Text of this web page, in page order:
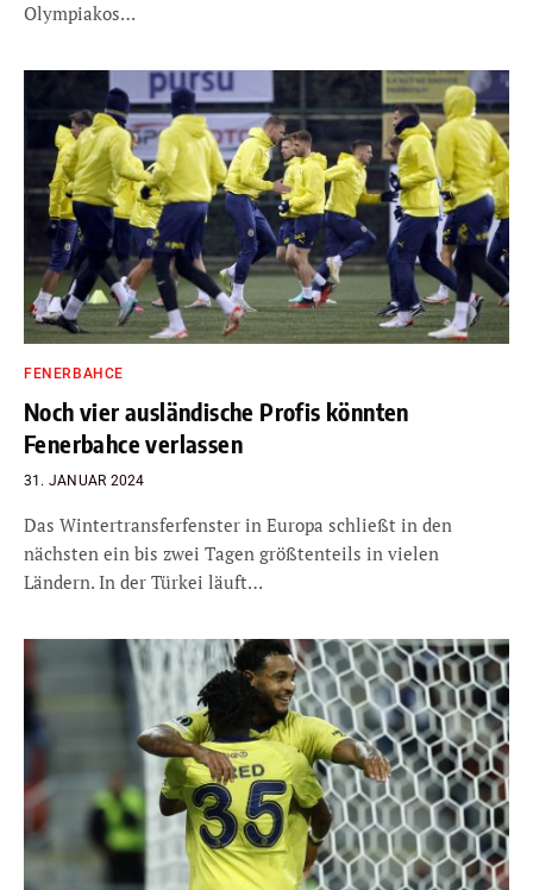
Olympiakos…
FENERBAHCE
Noch vier ausländische Profis könnten
Fenerbahce verlassen
31. JANUAR 2024
Das Wintertransferfenster in Europa schließt in den
nächsten ein bis zwei Tagen größtenteils in vielen
Ländern. In der Türkei läuft…